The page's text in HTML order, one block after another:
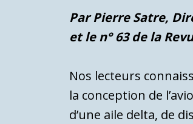
Par Pierre Satre,
et le n° 63 de la
Nos lecteurs
la conception de
d’une aile delta, de